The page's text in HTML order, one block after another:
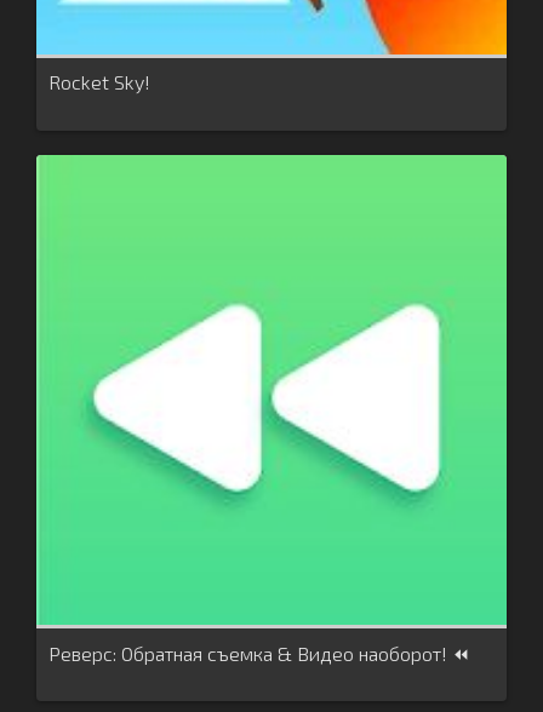
Rocket Sky!
Реверс: Обратная съемка & Видео наоборот! ⏪